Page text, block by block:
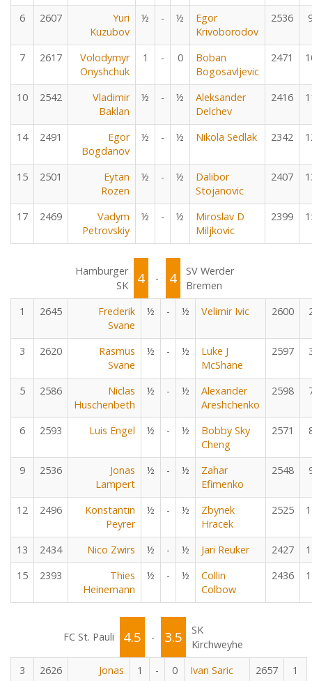
6 2607
Yuri
Kuzubov
½ - ½
Egor
Krivoborodov
2536
7 2617
Volodymyr
Onyshchuk
1 - 0
Boban
Bogosavljevic
2471
10 2542
Vladimir
Baklan
½ - ½
Aleksander
Delchev
2416
14 2491
Egor
Bogdanov
½ - ½ Nikola Sedlak 2342
15 2501
Eytan
Rozen
½ - ½
Dalibor
Stojanovic
2407
17 2469
Vadym
Petrovskiy
½ - ½
Miroslav D
Miljkovic
2399
Hamburger
SK
4 - 4
SV Werder
Bremen
1
2645
Frederik
Svane
½ - ½ Velimir Ivic 2600
3 2620
Rasmus
Svane
½ - ½
Luke J
McShane
2597
5 2586
Niclas
Huschenbeth
½ - ½
Alexander
Areshchenko
2598
6 2593 Luis Engel ½ - ½
Bobby Sky
Cheng
2571
9 2536
Jonas
Lampert
½ - ½
Zahar
Efimenko
2548
12 2496
Konstantin
Peyrer
½ - ½
Zbynek
Hracek
2525
13 2434 Nico Zwirs ½ - ½ Jari Reuker 2427
15
2393
Thies
Heinemann
½ - ½
Collin
Colbow
2436
FC St. Pauli 4.5 - 3.5
SK
Kirchweyhe
3
2626
Jonas
1 - 0 Ivan Saric 2657 1